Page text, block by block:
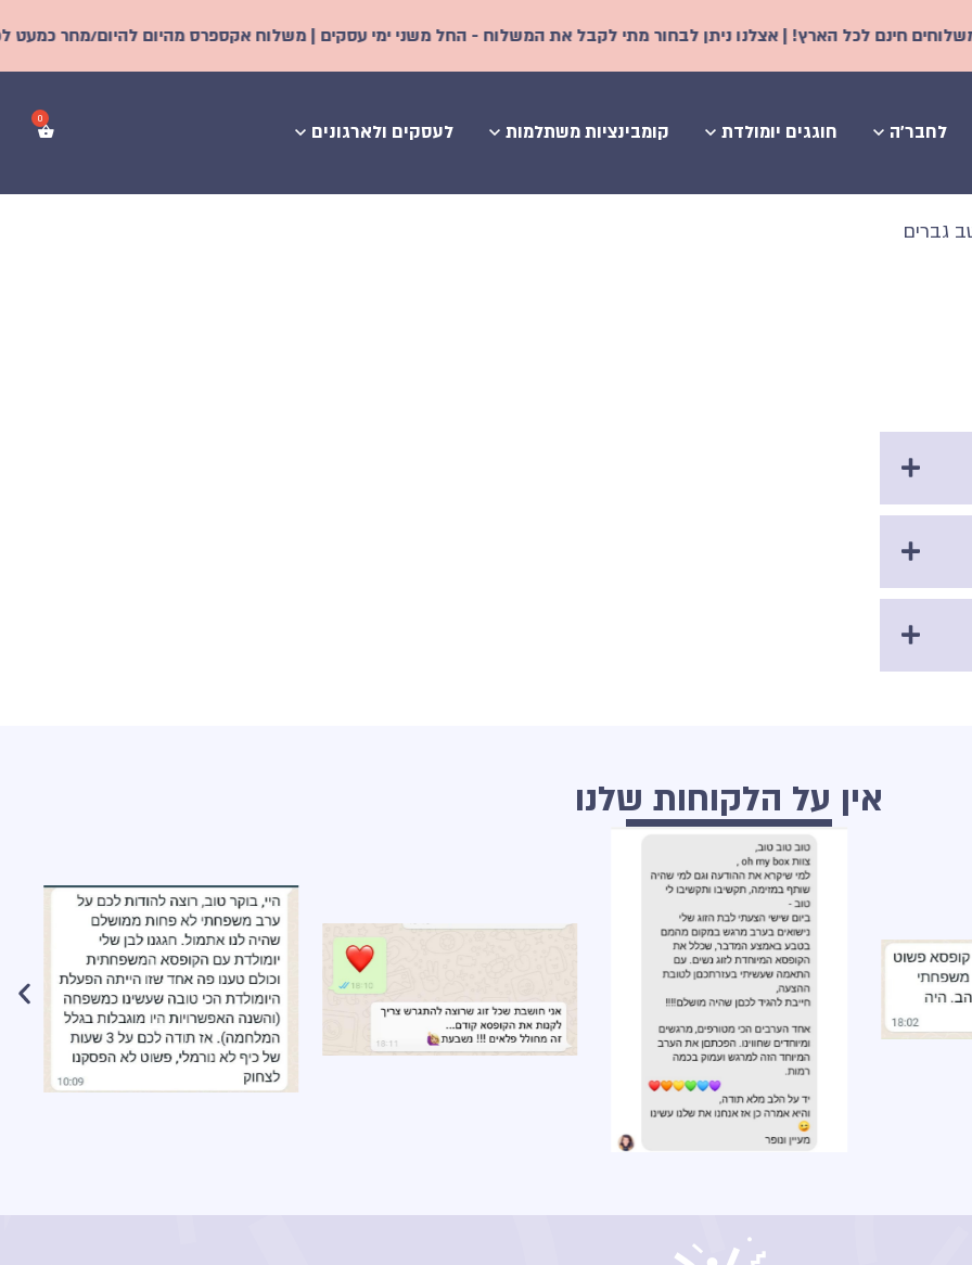
לכל הארץ! | אצלנו ניתן לבחור מתי לקבל את המשלוח - החל משני ימי עסקים | משלוח אקספרס מהיום להיום/מחר כמעט לכל הארץ! |
לחבר'ה חוגגים יומולדת קומבינציות משתלמות לעסקים ולארגונים
גברים
אין על הלקוחות שלנו